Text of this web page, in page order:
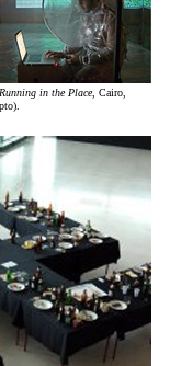
in the Place, Cairo,